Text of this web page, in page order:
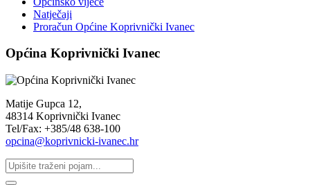
Natječaji
Proračun Općine Koprivnički Ivanec
Općina Koprivnički Ivanec
Matije Gupca 12,
48314 Koprivnički Ivanec
Tel/Fax: +385/48 638-100
opcina@koprivnicki-ivanec.hr